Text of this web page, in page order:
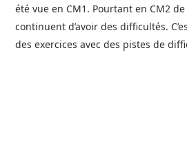
été vue en CM1. Pourtant en CM2
continuent d’avoir des difficultés.
des exercices avec des pistes de